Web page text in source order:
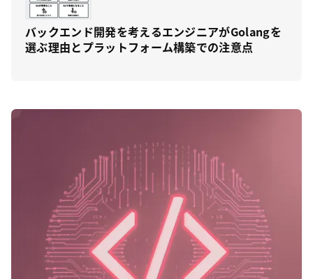
バックエンド開発を考えるエンジニアがGolangを
選ぶ理由とプラットフォーム構築での注意点